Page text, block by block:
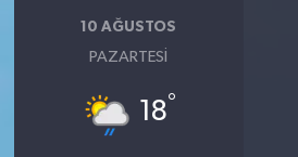
10 AĞUSTOS
PAZARTESI
18°